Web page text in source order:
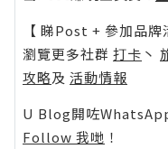
【 睇Post + 參加品牌
瀏覽更多社群 打卡 丶
攻略及 活動情報
U Blog開咗
Follow 我哋 ！